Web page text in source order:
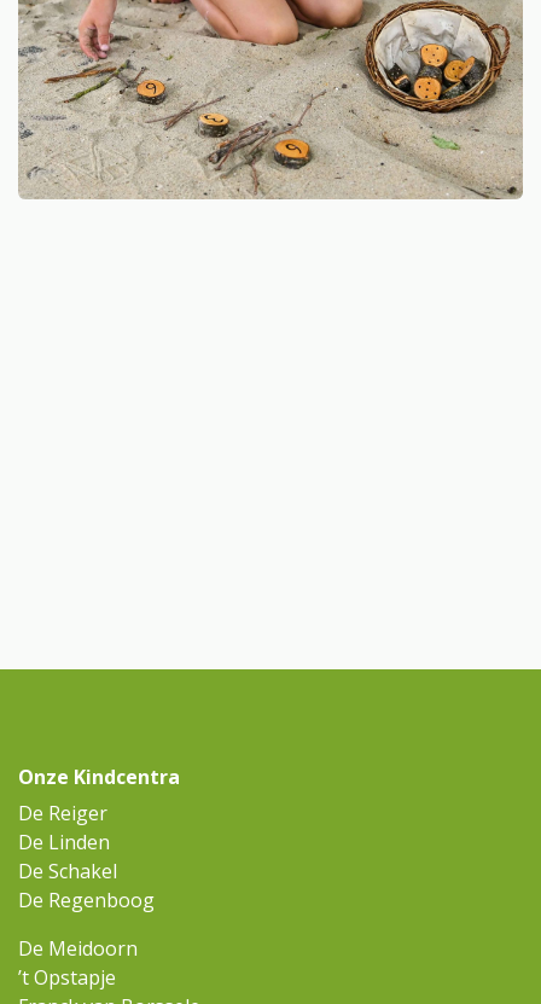
Onze Kindcentra
De Reiger
De Linden
De Schakel
De Regenboog
De Meidoorn
’t Opstapje